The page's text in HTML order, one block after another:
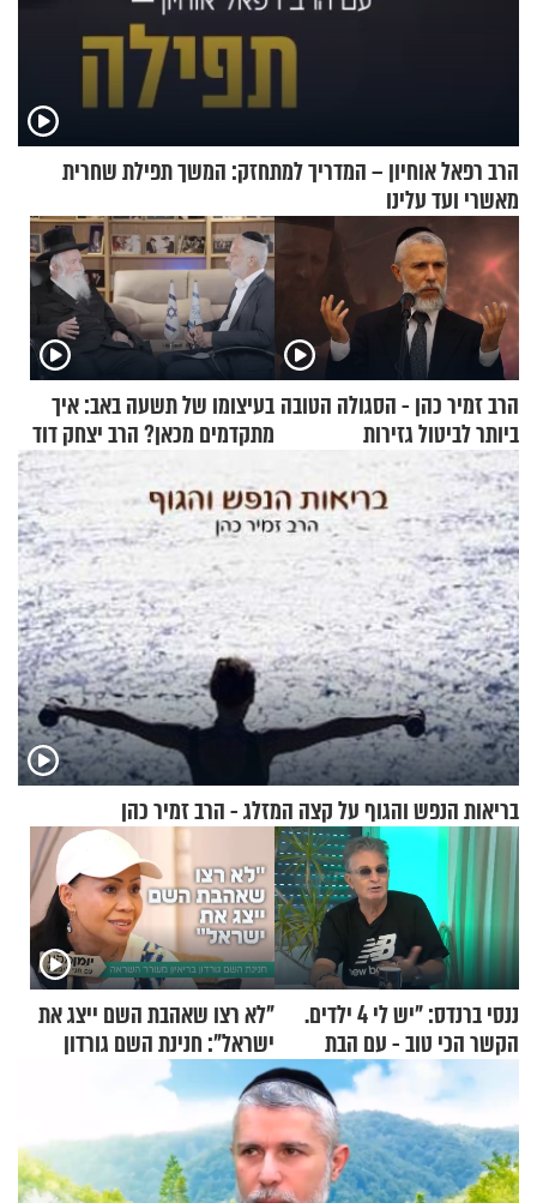
הרב רפאל אוחיון – המדריך למתחזק: המשך תפילת שחרית
מאשרי ועד עלינו
הרב זמיר כהן - הסגולה הטובה
ביותר לביטול גזירות
בעיצומו של תשעה באב: איך
מתקדמים מכאן? הרב יצחק דוד
בריאות הנפש והגוף על קצה המזלג - הרב זמיר כהן
ננסי ברנדס: "יש לי 4 ילדים.
הקשר הכי טוב - עם הבת
החרדית"
"לא רצו שאהבת השם ייצג את
ישראל": חנינת השם גורדון
בריאיון מעורר השראה